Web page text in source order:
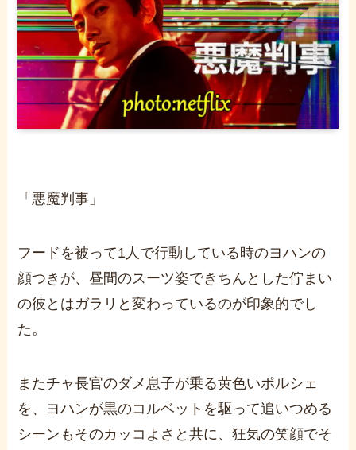
「悪魔判事」
フードを被って1人で行動している時のヨハンの
顔つきが、昼間のスーツ姿できちんとした佇まい
の彼とはガラリと変わっているのが印象的でし
た。
またチャ長官のダメ息子が乗る黄色いポルシェ
を、ヨハンが黒のコルベットを駆って追いつめる
シーンもそのカッコよさと共に、狂気の笑顔でそ